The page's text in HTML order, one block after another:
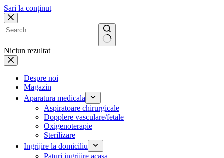
Sari la conținut
Niciun rezultat
Despre noi
Magazin
Aparatura medicala
Aspiratoare chirurgicale
Dopplere vasculare/fetale
Oxigenoterapie
Sterilizare
Ingrijire la domiciliu
Paturi ingrijire acasa